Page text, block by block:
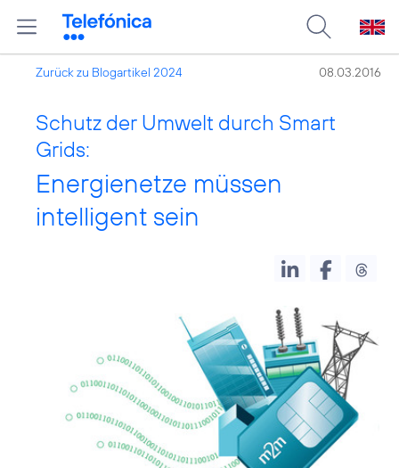
Zurück zu Blogartikel 2024 08.03.2016
Schutz der Umwelt durch Smart
Grids:
Energienetze müssen
intelligent sein